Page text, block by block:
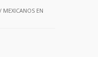
/ MEXICANOS EN